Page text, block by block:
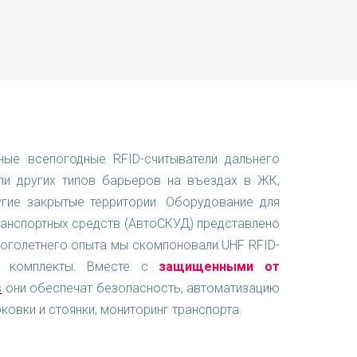
всепогодные RFID-считыватели дальнего
других типов барьеров на въездах в ЖК,
закрытые территории. Оборудование для
средств (АвтоСКУД) представлено
опыта мы скомпоновали UHF RFID-
комплекты. Вместе с защищенными от
они обеспечат безопасность, автоматизацию
и стоянки, мониторинг транспорта.